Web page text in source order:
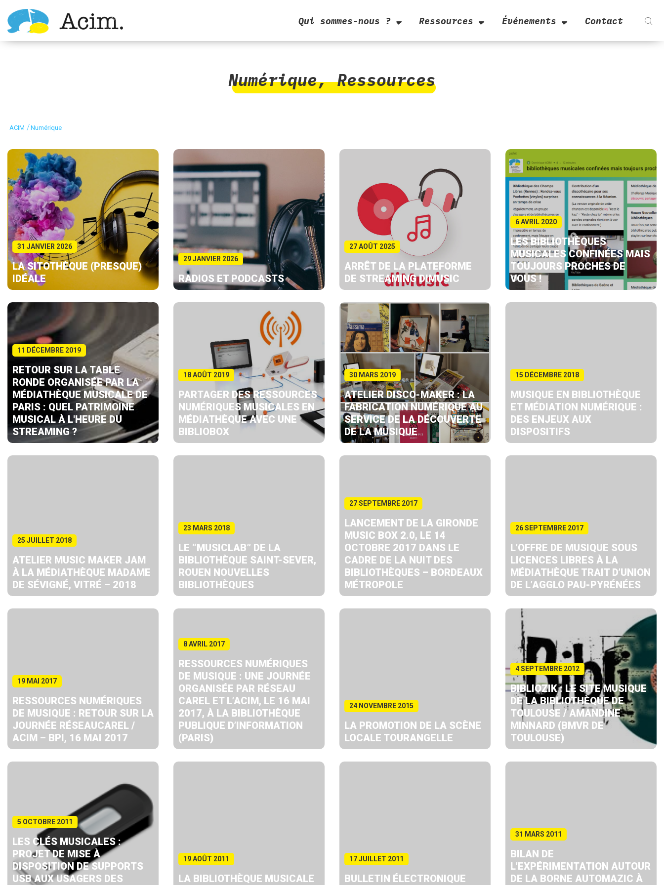
Ouvrir la barre d’outils
Qui sommes-nous ? Ressources Événements Contact
Numérique,Ressources
ACIM /Numérique
31 JANVIER 2026
LA SITOTHÈQUE (PRESQUE)
IDÉALE
29 JANVIER 2026
RADIOS ET PODCASTS
27 AOÛT 2025
ARRÊT DE LA PLATEFORME
DE STREAMING DIMUSIC
6 AVRIL 2020
LES BIBLIOTHÈQUES
MUSICALES CONFINÉES MAIS
TOUJOURS PROCHES DE
VOUS !
11 DÉCEMBRE 2019
RETOUR SUR LA TABLE
RONDE ORGANISÉE PAR LA
MÉDIATHÈQUE MUSICALE DE
PARIS : QUEL PATRIMOINE
MUSICAL À L'HEURE DU
STREAMING ?
18 AOÛT 2019
PARTAGER DES RESSOURCES
NUMÉRIQUES MUSICALES EN
MÉDIATHÈQUE AVEC UNE
BIBLIOBOX
30 MARS 2019
ATELIER DISCO-MAKER : LA
FABRICATION NUMÉRIQUE AU
SERVICE DE LA DÉCOUVERTE
DE LA MUSIQUE
15 DÉCEMBRE 2018
MUSIQUE EN BIBLIOTHÈQUE
ET MÉDIATION NUMÉRIQUE :
DES ENJEUX AUX
DISPOSITIFS
25 JUILLET 2018
ATELIER MUSIC MAKER JAM
À LA MÉDIATHÈQUE MADAME
DE SÉVIGNÉ, VITRÉ – 2018
23 MARS 2018
LE “MUSICLAB” DE LA
BIBLIOTHÈQUE SAINT-SEVER,
ROUEN NOUVELLES
BIBLIOTHÈQUES
27 SEPTEMBRE 2017
LANCEMENT DE LA GIRONDE
MUSIC BOX 2.0, LE 14
OCTOBRE 2017 DANS LE
CADRE DE LA NUIT DES
BIBLIOTHÈQUES – BORDEAUX
MÉTROPOLE
26 SEPTEMBRE 2017
L’OFFRE DE MUSIQUE SOUS
LICENCES LIBRES À LA
MÉDIATHÈQUE TRAIT D’UNION
DE L’AGGLO PAU-PYRÉNÉES
19 MAI 2017
RESSOURCES NUMÉRIQUES
DE MUSIQUE : RETOUR SUR LA
JOURNÉE RÉSEAUCAREL /
ACIM – BPI, 16 MAI 2017
8 AVRIL 2017
RESSOURCES NUMÉRIQUES
DE MUSIQUE : UNE JOURNÉE
ORGANISÉE PAR RÉSEAU
CAREL ET L’ACIM, LE 16 MAI
2017, À LA BIBLIOTHÈQUE
PUBLIQUE D’INFORMATION
(PARIS)
24 NOVEMBRE 2015
LA PROMOTION DE LA SCÈNE
LOCALE TOURANGELLE
4 SEPTEMBRE 2012
BIBLIOZIK : LE SITE MUSIQUE
DE LA BIBLIOTHÈQUE DE
TOULOUSE / AMANDINE
MINNARD (BMVR DE
TOULOUSE)
5 OCTOBRE 2011
LES CLÉS MUSICALES :
PROJET DE MISE À
DISPOSITION DE SUPPORTS
USB AUX USAGERS DES
19 AOÛT 2011
LA BIBLIOTHÈQUE MUSICALE
17 JUILLET 2011
BULLETIN ÉLECTRONIQUE
31 MARS 2011
BILAN DE
L’EXPÉRIMENTATION AUTOUR
DE LA BORNE AUTOMAZIC À